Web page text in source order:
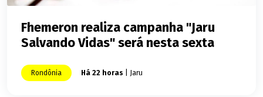
Fhemeron realiza campanha "Jaru
Salvando Vidas" será nesta sexta
Rondônia Há 22 horas | Jaru